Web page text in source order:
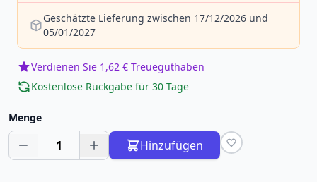
Geschätzte Lieferung zwischen 17/12/2026 und
05/01/2027
Verdienen Sie 1,62 € Treueguthaben
Kostenlose Rückgabe für 30 Tage
Menge
1 Hinzufügen